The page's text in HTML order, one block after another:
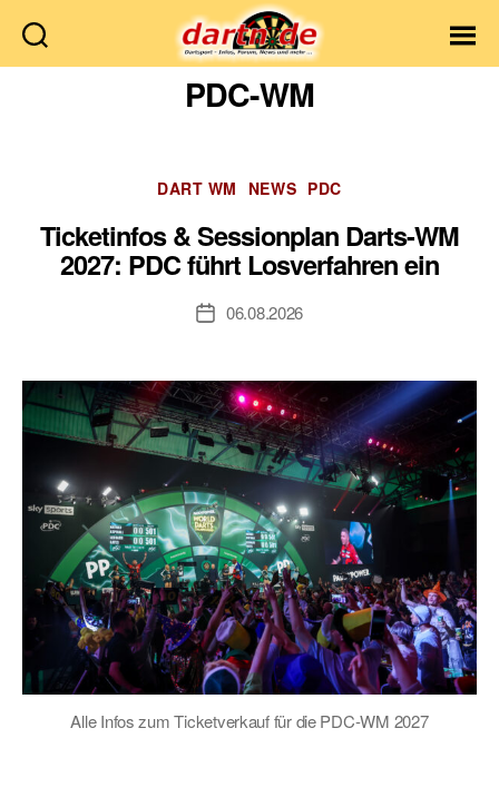
Dartn.de
PDC-WM
Kategorien
DART WM NEWS PDC
Ticketinfos & Sessionplan Darts-WM
2027: PDC führt Losverfahren ein
Veröffentlichungsdatum
06.08.2026
Alle Infos zum Ticketverkauf für die PDC-WM 2027